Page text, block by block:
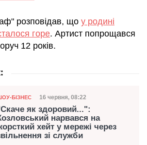
розповідав, що у родині
горе. Артист попрощався
12 років.
БІЗНЕС Дата публікації
16 червня, 08:22
як здоровий...":
нарвався на
хейт у мережі через
зі служби